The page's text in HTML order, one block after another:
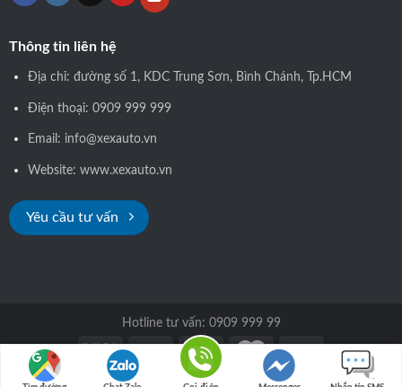
Thông tin liên hệ
Địa chỉ: đường số 1, KDC Trung Sơn, Bình Chánh, Tp.HCM
Điện thoại: 0909 999 999
Email: info@xexauto.vn
Website: www.xexauto.vn
Yêu cầu tư vấn
Hotline tư vấn: 0909 999 99
Copyright 2026 © xexauto.vn